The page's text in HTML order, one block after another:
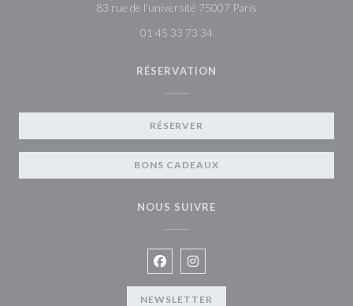
83 rue de l'université 75007 Paris
01 45 33 73 34
RÉSERVATION
RÉSERVER
BONS CADEAUX
NOUS SUIVRE
Facebook ((ouvre une nouvelle
Instagram ((ouvre une
NEWSLETTER